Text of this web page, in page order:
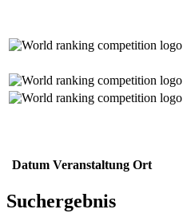
Datum Veranstaltung Ort
Suchergebnis